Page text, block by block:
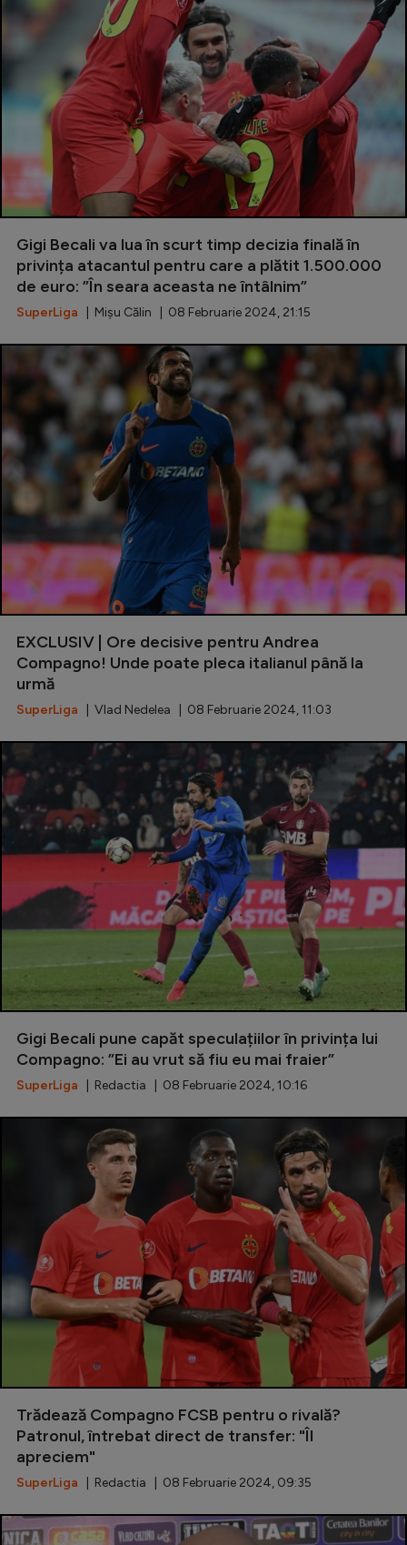
Gigi Becali va lua în scurt timp decizia finală în
privința atacantul pentru care a plătit 1.500.000
de euro: ”În seara aceasta ne întâlnim”
SuperLiga | Mișu Călin | 08 Februarie 2024, 21:15
EXCLUSIV | Ore decisive pentru Andrea
Compagno! Unde poate pleca italianul până la
urmă
SuperLiga | Vlad Nedelea | 08 Februarie 2024, 11:03
Gigi Becali pune capăt speculațiilor în privința lui
Compagno: ”Ei au vrut să fiu eu mai fraier”
SuperLiga | Redactia | 08 Februarie 2024, 10:16
Trădează Compagno FCSB pentru o rivală?
Patronul, întrebat direct de transfer: "Îl
apreciem"
SuperLiga | Redactia | 08 Februarie 2024, 09:35